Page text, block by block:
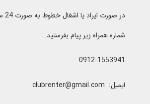
شماره همراه زیر پیام بفرستید.
0912-1553941
ایمیل: clubrenter@gmail.com